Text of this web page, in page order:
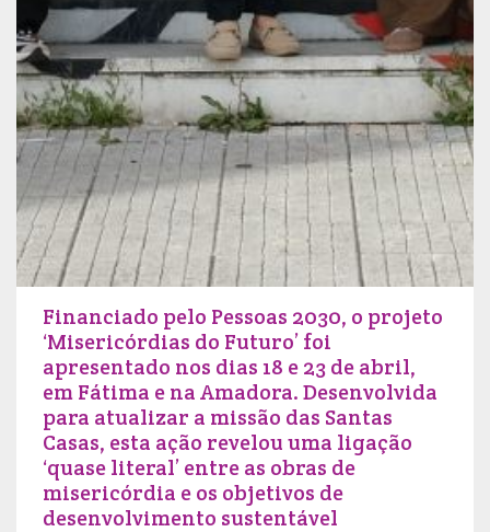
Financiado pelo Pessoas 2030, o projeto
‘Misericórdias do Futuro’ foi
apresentado nos dias 18 e 23 de abril,
em Fátima e na Amadora. Desenvolvida
para atualizar a missão das Santas
Casas, esta ação revelou uma ligação
‘quase literal’ entre as obras de
misericórdia e os objetivos de
desenvolvimento sustentável